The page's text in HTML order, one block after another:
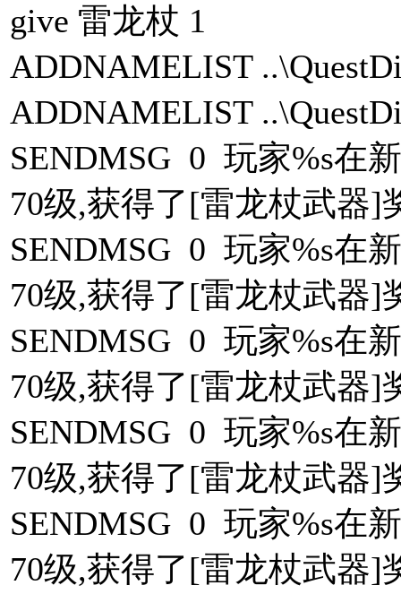
give 雷龙杖 1
ADDNAMELIST
ADDNAMELIST
SENDMSG 0 玩家%s在
70级,获得了[雷龙杖武器]
SENDMSG 0 玩家%s在
70级,获得了[雷龙杖武器]
SENDMSG 0 玩家%s在
70级,获得了[雷龙杖武器]
SENDMSG 0 玩家%s在
70级,获得了[雷龙杖武器]
SENDMSG 0 玩家%s在
70级,获得了[雷龙杖武器]